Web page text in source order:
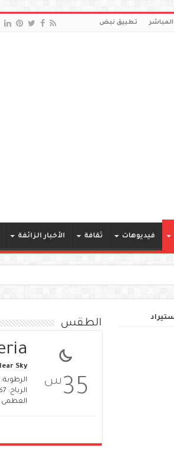
المباشر تطبيق نبض
فيديوهات ثقافة الأخبار الزائفة
الطقس
35 س
Sky
الرطوبة: 16%
الرياح: 7كيلومتر/ساعة ق
العظمى 35 • الصغرى 35